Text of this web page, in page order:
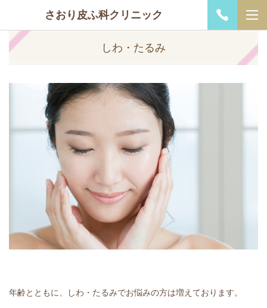
さおり皮ふ科クリニック
しわ・たるみ
年齢とともに、しわ・たるみでお悩みの方は増えております。